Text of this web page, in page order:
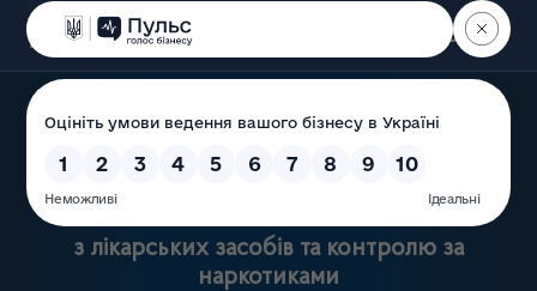
Пошук
Державна служба України
з лікарських засобів та контролю за
наркотиками